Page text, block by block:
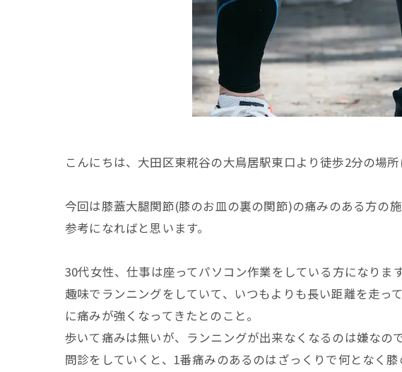
こんにちは、大田区東糀谷の大鳥居駅東口より徒歩2分の場所
今回は膝蓋大腿関節(膝のお皿の裏の関節)の痛みのある方の施
参考になればと思います。
30代女性、仕事は座ってパソコン作業をしている方になります
趣味でランニングをしていて、いつもよりも長い距離を走っ
に痛みが強くなってきたとのこと。
歩いて痛みは無いが、ランニングが出来なくなるのは嫌なの
問診をしていくと、1番痛みのあるのはざっくりで何となく膝